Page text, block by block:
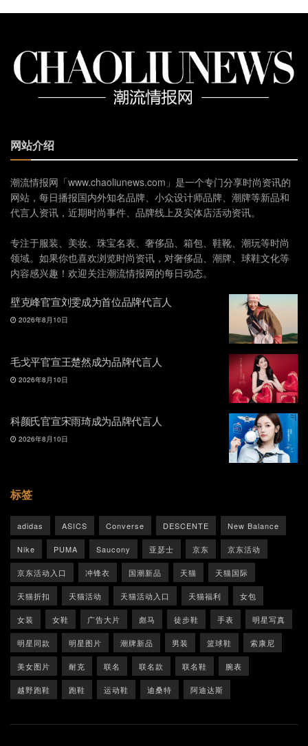
网站介绍
潮流情报网「www.chaoliunews.com」是一个专门分享时尚资讯的
网站，每日播报国内外知名品牌、小众设计师品牌、潮牌等新品和
代言人资讯，近期时尚事件、品牌线上及实体店活动资讯。
专注于服装、美妆、珠宝名表、奢侈品、箱包、鞋靴、潮玩等时尚
领域。如果你也喜欢浏览时尚资讯，对奢侈品、潮牌、球鞋文化等
内容感兴趣！欢迎关注潮流情报网的每日动态。
壁克峰官宣刘雯成为首位品牌代言人
2026年8月10日
毛戈平官宣王楚然成为品牌代言人
2026年8月10日
科颜氏官宣宋雨琦成为品牌代言人
2026年8月10日
标签
adidas ASICS Converse DESCENTE New Balance
Nike PUMA Saucony 亚瑟士 京东 京东活动
京东活动入口 冲锋衣 国潮新品 天猫 天猫国际
天猫折扣 天猫活动 天猫活动入口 天猫福利 女包
女装 女鞋 广告大片 彪马 徒步鞋 手表 明星写真
明星同款 明星图片 潮牌新品 男装 篮球鞋 索康尼
美女图片 耐克 联名 联名款 联名鞋 腕表
越野跑鞋 跑鞋 运动鞋 迪桑特 阿迪达斯